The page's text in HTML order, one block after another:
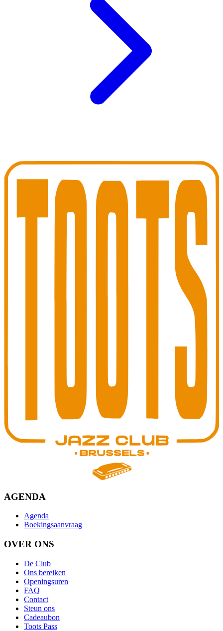
AGENDA
Agenda
Boekingsaanvraag
OVER ONS
De Club
Ons bereiken
Openingsuren
FAQ
Contact
Steun ons
Cadeaubon
Toots Pass